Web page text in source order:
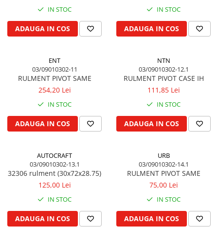
Racire motor
Curele ventilator
Furtunuri radiator
Pompe apa
Termostat apa
Intinzator de curea
Bloc hidraulic monobloc
Cilindru hidraulic de ridicare
Bucsa, inel, oring, piese arbore
ridicare
Cablu hidraulic, piese
Cutie de viteze
Ax cutie viteze
Bucsa cutie viteze
Rulmenti cutie viteze
Reductor transmisie
Bolt reductor transmisie
Pinion reductor transmisie
Rulment reductor transmisie
Simering, garnitura reductor
IN STOC
ADAUGA IN COS
IN STOC
ADAUGA IN COS
ENT
03/09010302-11
RULMENT PIVOT SAME
254,20 Lei
IN STOC
ADAUGA IN COS
NTN
03/09010302-12.1
RULMENT PIVOT CASE IH
111,85 Lei
IN STOC
ADAUGA IN COS
AUTOCRAFT
03/09010302-13.1
32306 rulment (30x72x28.75)
125,00 Lei
IN STOC
ADAUGA IN COS
URB
03/09010302-14.1
RULMENT PIVOT SAME
75,00 Lei
IN STOC
ADAUGA IN COS